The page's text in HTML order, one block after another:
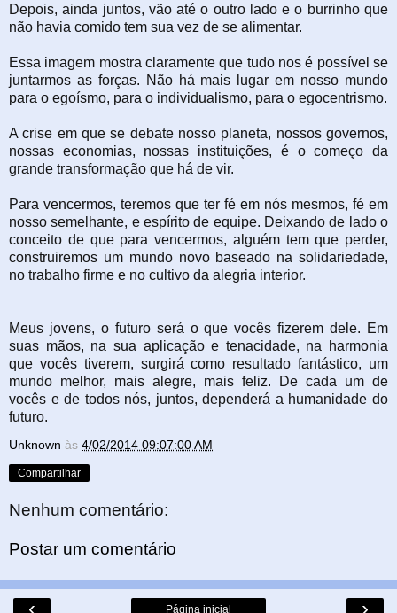
Depois, ainda juntos, vão até o outro lado e o burrinho que
não havia comido tem sua vez de se alimentar.
Essa imagem mostra claramente que tudo nos é possível se
juntarmos as forças. Não há mais lugar em nosso mundo
para o egoísmo, para o individualismo, para o egocentrismo.
A crise em que se debate nosso planeta, nossos governos,
nossas economias, nossas instituições, é o começo da
grande transformação que há de vir.
Para vencermos, teremos que ter fé em nós mesmos, fé em
nosso semelhante, e espírito de equipe. Deixando de lado o
conceito de que para vencermos, alguém tem que perder,
construiremos um mundo novo baseado na solidariedade,
no trabalho firme e no cultivo da alegria interior.
Meus jovens, o futuro será o que vocês fizerem dele. Em
suas mãos, na sua aplicação e tenacidade, na harmonia
que vocês tiverem, surgirá como resultado fantástico, um
mundo melhor, mais alegre, mais feliz. De cada um de
vocês e de todos nós, juntos, dependerá a humanidade do
futuro.
Unknown às 4/02/2014 09:07:00 AM
Compartilhar
Nenhum comentário:
Postar um comentário
Página inicial